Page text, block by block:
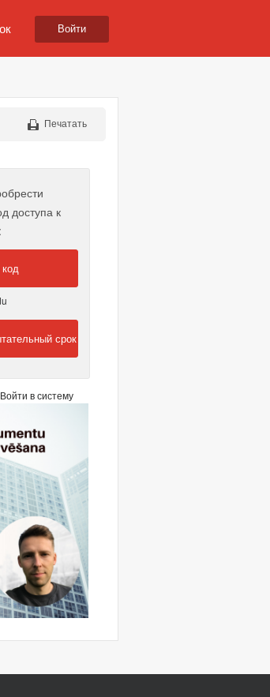
Войти
Печатать
доступа к
срок
Войти в систему